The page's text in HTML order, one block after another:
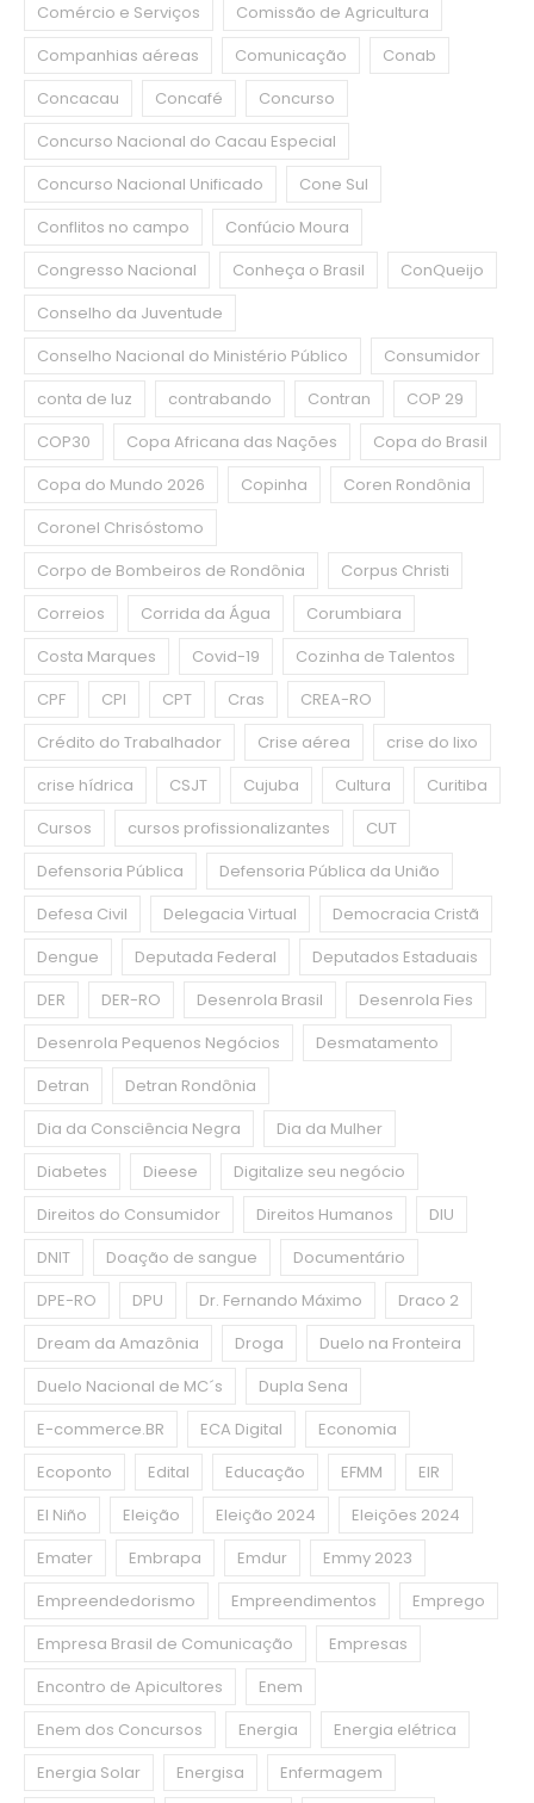
Comércio e Serviços
Comissão de Agricultura
Companhias aéreas
Comunicação
Conab
Concacau
Concafé
Concurso
Concurso Nacional do Cacau Especial
Concurso Nacional Unificado
Cone Sul
Conflitos no campo
Confúcio Moura
Congresso Nacional
Conheça o Brasil
ConQueijo
Conselho da Juventude
Conselho Nacional do Ministério Público
Consumidor
conta de luz
contrabando Contran
COP 29
COP30
Copa Africana das Nações
Copa do Brasil
Copa do Mundo 2026
Copinha
Coren Rondônia
Coronel Chrisóstomo
Corpo de Bombeiros de Rondônia
Corpus Christi
Correios
Corrida da Água
Corumbiara
Costa Marques
Covid-19
Cozinha de Talentos
CPF
CPI CPT Cras
CREA-RO
Crédito do Trabalhador
Crise aérea
crise do lixo
crise hídrica
CSJT Cujuba Cultura
Curitiba
Cursos
cursos profissionalizantes
CUT
Defensoria Pública
Defensoria Pública da União
Defesa Civil
Delegacia Virtual
Democracia Cristã
Dengue
Deputada Federal
Deputados Estaduais
DER
DER-RO Desenrola Brasil
Desenrola Fies
Desenrola Pequenos Negócios
Desmatamento
Detran
Detran Rondônia
Dia da Consciência Negra
Dia da Mulher
Diabetes
Dieese
Digitalize seu negócio
Direitos do Consumidor
Direitos Humanos
DIU
DNIT
Doação de sangue
Documentário
DPE-RO
DPU Dr. Fernando Máximo
Draco 2
Dream da Amazônia
Droga
Duelo na Fronteira
Duelo Nacional de MC´s
Dupla Sena
E-commerce.BR
ECA Digital
Economia
Ecoponto
Edital Educação EFMM
EIR
El Niño
Eleição Eleição 2024
Eleições 2024
Emater
Embrapa Emdur
Emmy 2023
Empreendedorismo
Empreendimentos
Emprego
Empresa Brasil de Comunicação
Empresas
Encontro de Apicultores
Enem
Enem dos Concursos
Energia
Energia elétrica
Energia Solar
Energisa
Enfermagem